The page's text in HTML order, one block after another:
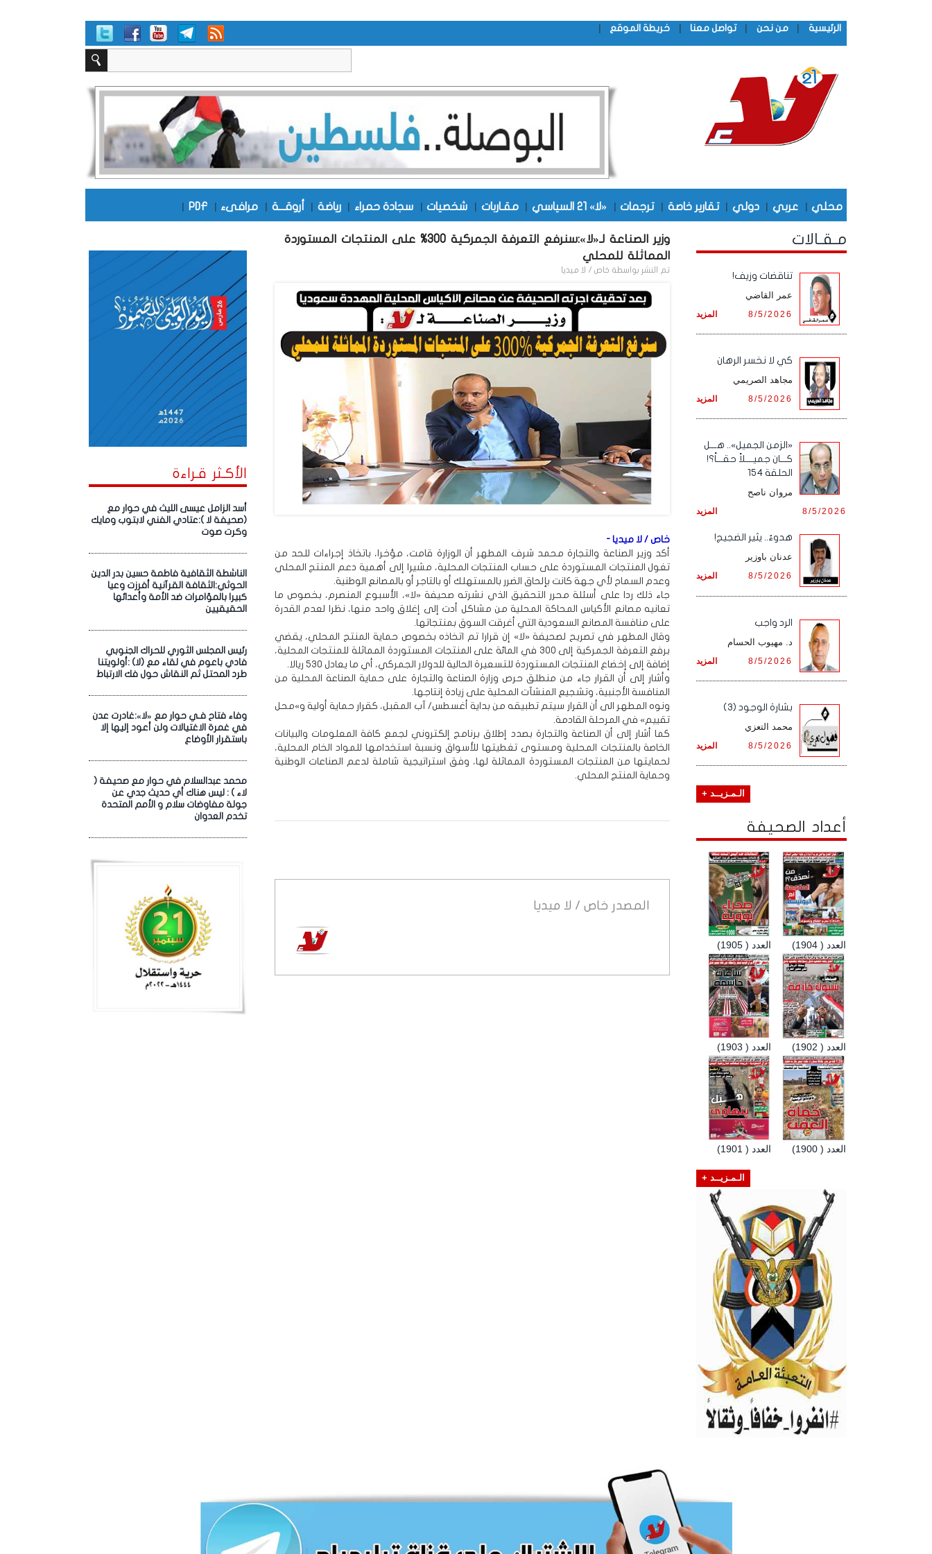
الرئيسية | من نحن | تواصل معنا | خريطة الموقع |
محلي | عربي | دولي | تقارير خاصة | ترجمات | «لا» 21 السياسي | مقـاربات | شخصيات | سجادة حمراء | رياضة | أروقـــة | مرافىء |
PDF
|
الأكـثر قـراءة
أسد الزامل عيسى الليث في حوار مع
(صحيفة لا ):عتادي الفني لابتوب ومايك
وكرت صوت
الناشطة الثقافية فاطمة حسين بدر الدين
الحوثي:الثقافة القرآنية أفرزت وعيا
كبيرا بالمؤامرات ضد الأمة وأعدائها
الحقيقيين
رئيس المجلس الثوري للحراك الجنوبي
فادي باعوم في لقاء مع (لا) :أولويتنا
طرد المحتل ثم النقاش حول فك الارتباط
وفاء فتاح فـي حوار مع «لا»:غادرت عدن
في غمرة الاغتيالات ولن أعود إليها إلا
باستقرار الأوضاع
محمد عبدالسلام في حوار مع صحيفة (
لاء ) : ليس هناك أي حديث جدي عن
جولة مفاوضات سلام و الأمم المتحدة
تخدم العدوان
وزير الصناعة لـ«لا»:سنرفع التعرفة الجمركية 300% على المنتجات المستوردة
المماثلة للمحلي
تم النشر بواسطة خاص / لا ميديا
خاص / لا ميديا -
أكد وزير الصناعة والتجارة محمد شرف المطهر أن الوزارة قامت، مؤخرا، باتخاذ إجراءات للحد من
تغول المنتجات المستوردة على حساب المنتجات المحلية، مشيرا إلى أهمية دعم المنتج المحلي
وعدم السماح لأي جهة كانت بإلحاق الضرر بالمستهلك أو بالتاجر أو بالمصانع الوطنية.
جاء ذلك ردا على أسئلة محرر التحقيق الذي نشرته صحيفة «لا»، الأسبوع المنصرم، بخصوص ما
تعانيه مصانع الأكياس المحاكة المحلية من مشاكل أدت إلى إغلاق واحد منها، نظرا لعدم القدرة
على منافسة المصانع السعودية التي أغرقت السوق بمنتجاتها.
وقال المطهر في تصريح لصحيفة «لا» إن قرارا تم اتخاذه بخصوص حماية المنتج المحلي، يقضي
برفع التعرفة الجمركية إلى 300 في المائة على المنتجات المستوردة المماثلة للمنتجات المحلية،
إضافة إلى إخضاع المنتجات المستوردة للتسعيرة الحالية للدولار الجمركي، أي ما يعادل 530 ريالا.
وأشار إلى أن القرار جاء من منطلق حرص وزارة الصناعة والتجارة على حماية الصناعة المحلية من
المنافسة الأجنبية، وتشجيع المنشآت المحلية على زيادة إنتاجها.
ونوه المطهر الى أن القرار سيتم تطبيقه من بداية أغسطس/ آب المقبل، كقرار حماية أولية و»محل
تقييم» في المرحلة القادمة.
كما أشار إلى أن الصناعة والتجارة بصدد إطلاق برنامج إلكتروني لجمع كافة المعلومات والبيانات
الخاصة بالمنتجات المحلية ومستوى تغطيتها للأسواق ونسبة استخدامها للمواد الخام المحلية،
لحمايتها من المنتجات المستوردة المماثلة لها، وفق استراتيجية شاملة لدعم الصناعات الوطنية
وحماية المنتج المحلي.
المصدر خاص / لا ميديا
مـقـالات
تناقضات وزيف!
عمر القاضي
المزيد 8/5/2026
كي لا نخسر الرهان
مجاهد الصريمي
المزيد 8/5/2026
«الزمن الجميل».. هـــل
كـــان جميــــلاً حقـــاً؟!
الحلقة 154
مروان ناصح
المزيد 8/5/2026
هدوءٌ.. يثير الضجيج!
عدنان باوزير
المزيد 8/5/2026
الرد واجب
د. مهيوب الحسام
المزيد 8/5/2026
بشارة الوجود (3)
محمد التعزي
المزيد 8/5/2026
الـمـزيــد +
أعداد الصحيفة
العدد ( 1905) العدد ( 1904)
العدد ( 1903) العدد ( 1902)
العدد ( 1901) العدد ( 1900)
الـمـزيــد +